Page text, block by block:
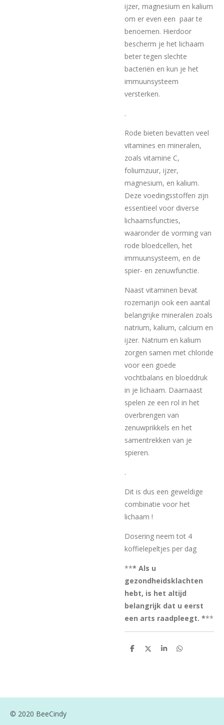
ijzer, magnesium en kalium
om er even een paar te
benoemen. Hierdoor
bescherm je het lichaam
beter tegen slechte
bacteriën en kun je het
immuunsysteem
versterken.
.
Rode bieten bevatten veel
vitamines en mineralen,
zoals vitamine C,
foliumzuur, ijzer,
magnesium, en kalium.
Deze voedingsstoffen zijn
essentieel voor diverse
lichaamsfuncties,
waaronder de vorming van
rode bloedcellen, het
immuunsysteem, en de
spier- en zenuwfunctie.
Naast vitaminen bevat
rozemarijn ook een aantal
belangrijke mineralen zoals
natrium, kalium, calcium en
ijzer. Natrium en kalium
zorgen samen met chloride
voor een goede
vochtbalans en bloeddruk
in je lichaam. Daarnaast
spelen ze een rol in het
overbrengen van
zenuwprikkels en het
samentrekken van je
spieren.
.
Dit is dus een geweldige
combinatie voor het
lichaam !
Dosering neem tot 4
koffielepeltjes per dag
*** Als u
gezondheidsklachten
hebt, is het altijd
belangrijk dat u eerst
een arts raadpleegt. ***
D
D
S
D
© 2020 BeeCindy